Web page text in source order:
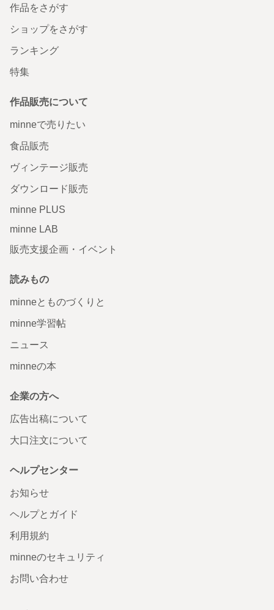
作品をさがす
ショップをさがす
ランキング
特集
作品販売について
minneで売りたい
食品販売
ヴィンテージ販売
ダウンロード販売
minne PLUS
minne LAB
販売支援企画・イベント
読みもの
minneとものづくりと
minne学習帖
ニュース
minneの本
企業の方へ
広告出稿について
大口注文について
ヘルプセンター
お知らせ
ヘルプとガイド
利用規約
minneのセキュリティ
お問い合わせ